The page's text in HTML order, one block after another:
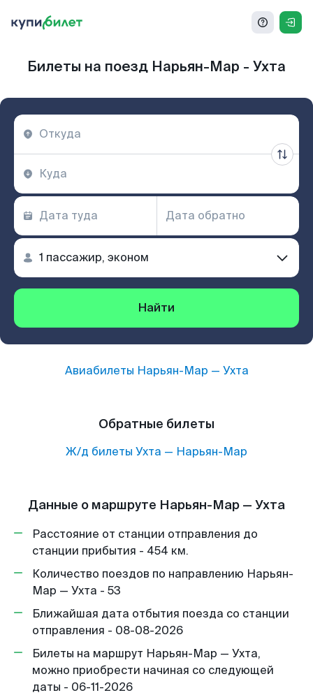
Билеты на поезд Нарьян-Мар - Ухта
Найти
Авиабилеты Нарьян-Мар — Ухта
Обратные билеты
Ж/д билеты Ухта — Нарьян-Мар
Данные о маршруте Нарьян-Мар — Ухта
Расстояние от станции отправления до
станции прибытия - 454 км.
Количество поездов по направлению Нарьян-
Мар — Ухта - 53
Ближайшая дата отбытия поезда со станции
отправления - 08-08-2026
Билеты на маршрут Нарьян-Мар — Ухта,
можно приобрести начиная со следующей
даты - 06-11-2026